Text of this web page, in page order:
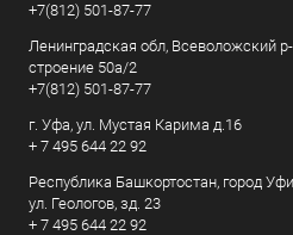
+7(812) 501-87-77
Ленинградская обл, Всеволожский
строение 50а/2
+7(812) 501-87-77
г. Уфа, ул. Мустая Карима д.16
+ 7 495 644 22 92
Республика Башкортостан, город
ул. Геологов, зд. 23
+ 7 495 644 22 92